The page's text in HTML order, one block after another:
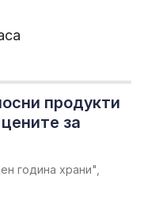
продукти
за
година храни",